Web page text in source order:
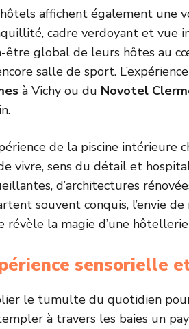
affichent également une
cadre verdoyant et vue
être global de leurs hôtes au
salle de sport.
à Vichy ou du Novotel
de la piscine
vivre, sens du détail et
d’architectures
souvent conquis, l’envie
révèle la magie d’une
sensorielle
le tumulte du quotidien
à travers les baies un